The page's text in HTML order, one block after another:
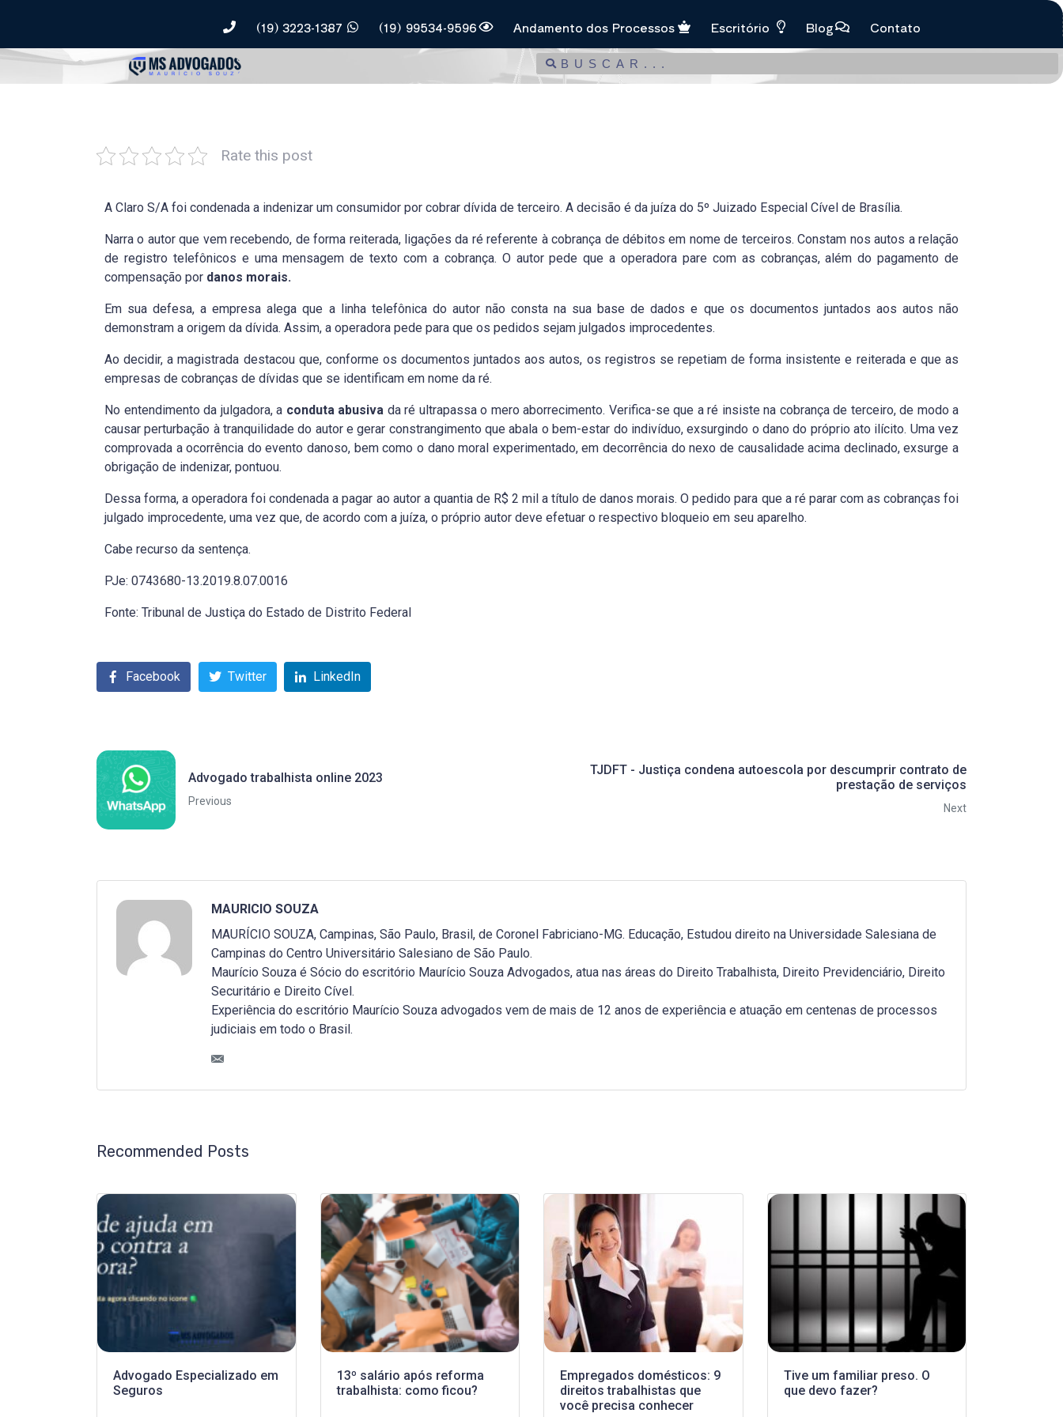
(19) 3223-1387 (19) 99534-9596 Andamento dos Processos Escritório Blog Contato
Rate this post
A Claro S/A foi condenada a indenizar um consumidor por cobrar dívida de terceiro. A decisão é da juíza do 5º Juizado Especial Cível de Brasília.
Narra o autor que vem recebendo, de forma reiterada, ligações da ré referente à cobrança de débitos em nome de terceiros. Constam nos autos a relação
de registro telefônicos e uma mensagem de texto com a cobrança. O autor pede que a operadora pare com as cobranças, além do pagamento de
compensação por danos morais.
Em sua defesa, a empresa alega que a linha telefônica do autor não consta na sua base de dados e que os documentos juntados aos autos não
demonstram a origem da dívida. Assim, a operadora pede para que os pedidos sejam julgados improcedentes.
Ao decidir, a magistrada destacou que, conforme os documentos juntados aos autos, os registros se repetiam de forma insistente e reiterada e que as
empresas de cobranças de dívidas que se identificam em nome da ré.
No entendimento da julgadora, a conduta abusiva da ré ultrapassa o mero aborrecimento. Verifica-se que a ré insiste na cobrança de terceiro, de modo a
causar perturbação à tranquilidade do autor e gerar constrangimento que abala o bem-estar do indivíduo, exsurgindo o dano do próprio ato ilícito. Uma vez
comprovada a ocorrência do evento danoso, bem como o dano moral experimentado, em decorrência do nexo de causalidade acima declinado, exsurge a
obrigação de indenizar, pontuou.
Dessa forma, a operadora foi condenada a pagar ao autor a quantia de R$ 2 mil a título de danos morais. O pedido para que a ré parar com as cobranças foi
julgado improcedente, uma vez que, de acordo com a juíza, o próprio autor deve efetuar o respectivo bloqueio em seu aparelho.
Cabe recurso da sentença.
PJe: 0743680-13.2019.8.07.0016
Fonte: Tribunal de Justiça do Estado de Distrito Federal
Facebook Twitter LinkedIn
Advogado trabalhista online 2023
Previous
TJDFT - Justiça condena autoescola por descumprir contrato de
prestação de serviços
Next
MAURICIO SOUZA
MAURÍCIO SOUZA, Campinas, São Paulo, Brasil, de Coronel Fabriciano-MG. Educação, Estudou direito na Universidade Salesiana de
Campinas do Centro Universitário Salesiano de São Paulo.
Maurício Souza é Sócio do escritório Maurício Souza Advogados, atua nas áreas do Direito Trabalhista, Direito Previdenciário, Direito
Securitário e Direito Cível.
Experiência do escritório Maurício Souza advogados vem de mais de 12 anos de experiência e atuação em centenas de processos
judiciais em todo o Brasil.
Recommended Posts
Advogado Especializado em
Seguros
13º salário após reforma
trabalhista: como ficou?
Empregados domésticos: 9
direitos trabalhistas que
você precisa conhecer
Tive um familiar preso. O
que devo fazer?